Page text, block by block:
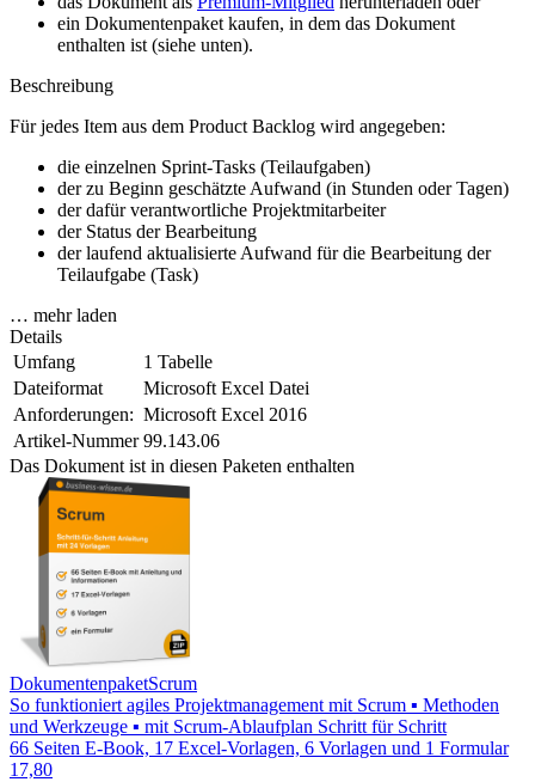
ein Dokumentenpaket kaufen, in dem das Dokument
enthalten ist (siehe unten).
Beschreibung
Für jedes Item aus dem Product Backlog wird angegeben:
die einzelnen Sprint-Tasks (Teilaufgaben)
der zu Beginn geschätzte Aufwand (in Stunden oder Tagen)
der dafür verantwortliche Projektmitarbeiter
der Status der Bearbeitung
der laufend aktualisierte Aufwand für die Bearbeitung der
Teilaufgabe (Task)
… mehr laden
Details
Umfang
1 Tabelle
Dateiformat
Microsoft Excel Datei
Anforderungen: Microsoft Excel 2016
Artikel-Nummer 99.143.06
Das Dokument ist in diesen Paketen enthalten
DokumentenpaketScrum
So funktioniert agiles Projektmanagement mit Scrum ▪ Methoden
und Werkzeuge ▪ mit Scrum-Ablaufplan Schritt für Schritt
66 Seiten E-Book, 17 Excel-Vorlagen, 6 Vorlagen und 1 Formular
17,80